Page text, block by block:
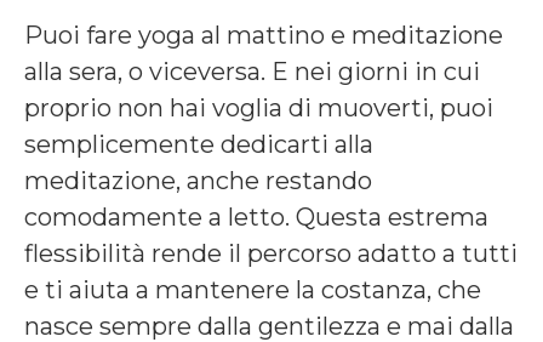
Puoi fare yoga al mattino e meditazione
alla sera, o viceversa. E nei giorni in cui
proprio non hai voglia di muoverti, puoi
semplicemente dedicarti alla
meditazione, anche restando
comodamente a letto. Questa estrema
flessibilità rende il percorso adatto a tutti
e ti aiuta a mantenere la costanza, che
nasce sempre dalla gentilezza e mai dalla